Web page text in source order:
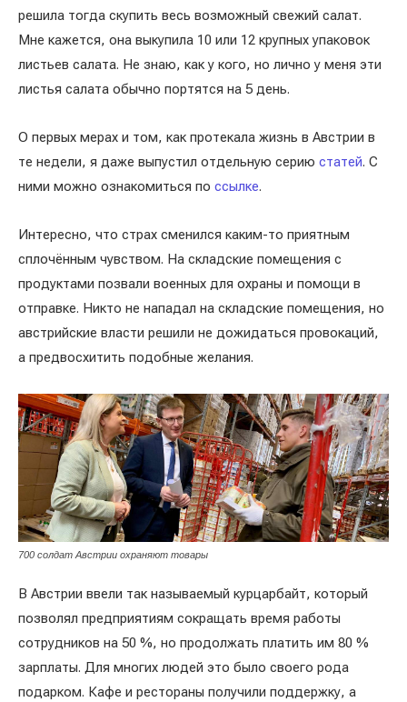
решила тогда скупить весь возможный свежий салат.
Мне кажется, она выкупила 10 или 12 крупных упаковок
листьев салата. Не знаю, как у кого, но лично у меня эти
листья салата обычно портятся на 5 день.
О первых мерах и том, как протекала жизнь в Австрии в
те недели, я даже выпустил отдельную серию статей. С
ними можно ознакомиться по ссылке.
Интересно, что страх сменился каким-то приятным
сплочённым чувством. На складские помещения с
продуктами позвали военных для охраны и помощи в
отправке. Никто не нападал на складские помещения, но
австрийские власти решили не дожидаться провокаций,
а предвосхитить подобные желания.
700 солдат Австрии охраняют товары
В Австрии ввели так называемый курцарбайт, который
позволял предприятиям сокращать время работы
сотрудников на 50 %, но продолжать платить им 80 %
зарплаты. Для многих людей это было своего рода
подарком. Кафе и рестораны получили поддержку, а